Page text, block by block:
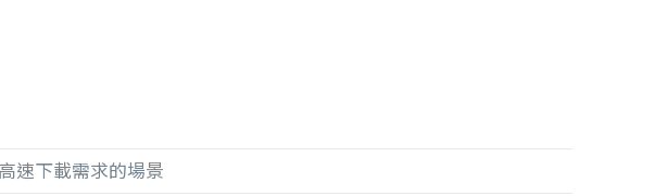
速下載需求的場景